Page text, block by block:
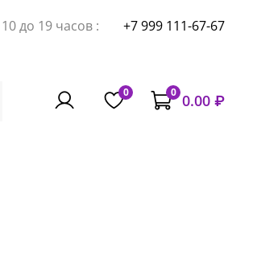
до 19 часов : +7 999 111-67-67
0 0 0.00 ₽